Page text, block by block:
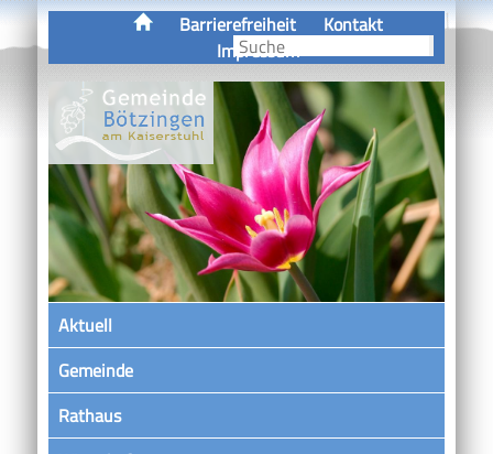
Barrierefreiheit
Kontakt
Impressum
Aktuell
Gemeinde
Rathaus